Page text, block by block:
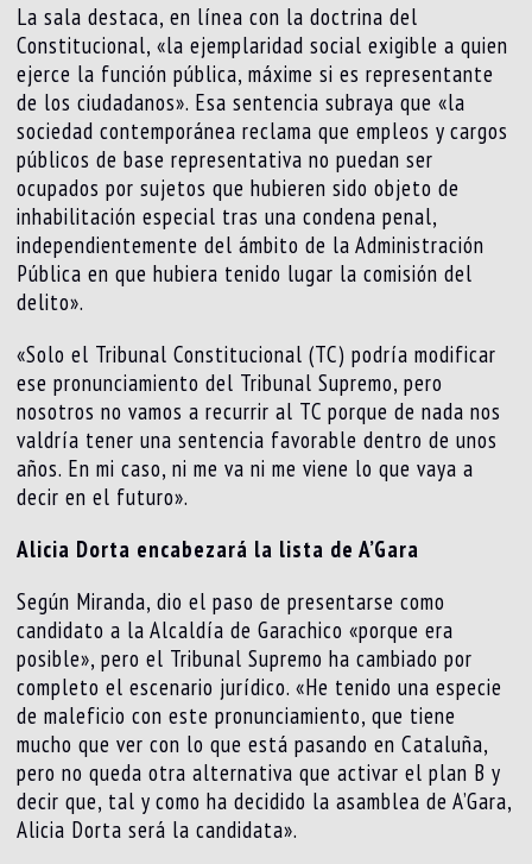
La sala destaca, en línea con la doctrina del
Constitucional, «la ejemplaridad social exigible a quien
ejerce la función pública, máxime si es representante
de los ciudadanos». Esa sentencia subraya que «la
sociedad contemporánea reclama que empleos y cargos
públicos de base representativa no puedan ser
ocupados por sujetos que hubieren sido objeto de
inhabilitación especial tras una condena penal,
independientemente del ámbito de la Administración
Pública en que hubiera tenido lugar la comisión del
delito».
«Solo el Tribunal Constitucional (TC) podría modificar
ese pronunciamiento del Tribunal Supremo, pero
nosotros no vamos a recurrir al TC porque de nada nos
valdría tener una sentencia favorable dentro de unos
años. En mi caso, ni me va ni me viene lo que vaya a
decir en el futuro».
Alicia Dorta encabezará la lista de A’Gara
Según Miranda, dio el paso de presentarse como
candidato a la Alcaldía de Garachico «porque era
posible», pero el Tribunal Supremo ha cambiado por
completo el escenario jurídico. «He tenido una especie
de maleficio con este pronunciamiento, que tiene
mucho que ver con lo que está pasando en Cataluña,
pero no queda otra alternativa que activar el plan B y
decir que, tal y como ha decidido la asamblea de A’Gara,
Alicia Dorta será la candidata».